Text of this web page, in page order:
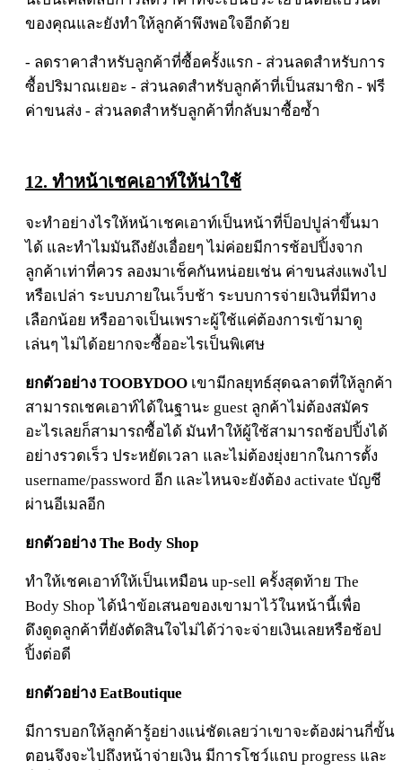
ของคุณและยังทำให้ลูกค้าพึงพอใจอีกด้วย
- ลดราคาสำหรับลูกค้าที่ซื้อครั้งแรก - ส่วนลดสำหรับการ
ซื้อปริมาณเยอะ - ส่วนลดสำหรับลูกค้าที่เป็นสมาชิก - ฟรี
ค่าขนส่ง - ส่วนลดสำหรับลูกค้าที่กลับมาซื้อซ้ำ
12. ทำหน้าเชคเอาท์ให้น่าใช้
จะทำอย่างไรให้หน้าเชคเอาท์เป็นหน้าที่ป็อปปูล่าขึ้นมา
ได้ และทำไมมันถึงยังเอื่อยๆ ไม่ค่อยมีการช้อปปิ้งจาก
ลูกค้าเท่าที่ควร ลองมาเช็คกันหน่อยเช่น ค่าขนส่งแพงไป
หรือเปล่า ระบบภายในเว็บช้า ระบบการจ่ายเงินที่มีทาง
เลือกน้อย หรืออาจเป็นเพราะผู้ใช้แค่ต้องการเข้ามาดู
เล่นๆ ไม่ได้อยากจะซื้ออะไรเป็นพิเศษ
ยกตัวอย่าง TOOBYDOO เขามีกลยุทธ์สุดฉลาดที่ให้ลูกค้า
สามารถเชคเอาท์ได้ในฐานะ guest ลูกค้าไม่ต้องสมัคร
อะไรเลยก็สามารถซื้อได้ มันทำให้ผู้ใช้สามารถช้อปปิ้งได้
อย่างรวดเร็ว ประหยัดเวลา และไม่ต้องยุ่งยากในการตั้ง
username/password อีก และไหนจะยังต้อง activate บัญชี
ผ่านอีเมลอีก
ยกตัวอย่าง The Body Shop
ทำให้เชคเอาท์ให้เป็นเหมือน up-sell ครั้งสุดท้าย The
Body Shop ได้นำข้อเสนอของเขามาไว้ในหน้านี้เพื่อ
ดึงดูดลูกค้าที่ยังตัดสินใจไม่ได้ว่าจะจ่ายเงินเลยหรือช้อป
ปิ้งต่อดี
ยกตัวอย่าง EatBoutique
มีการบอกให้ลูกค้ารู้อย่างแน่ชัดเลยว่าเขาจะต้องผ่านกี่ขั้น
ตอนจึงจะไปถึงหน้าจ่ายเงิน มีการโชว์แถบ progress และ